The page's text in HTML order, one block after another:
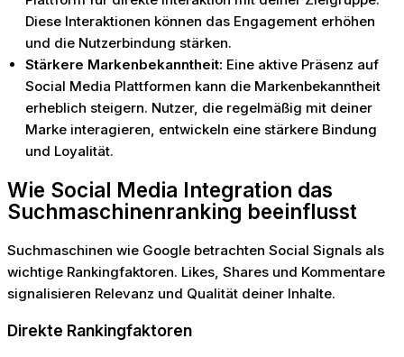
Diese Interaktionen können das Engagement erhöhen
und die Nutzerbindung stärken.
Stärkere Markenbekanntheit: Eine aktive Präsenz auf
Social Media Plattformen kann die Markenbekanntheit
erheblich steigern. Nutzer, die regelmäßig mit deiner
Marke interagieren, entwickeln eine stärkere Bindung
und Loyalität.
Wie Social Media Integration das
Suchmaschinenranking beeinflusst
Suchmaschinen wie Google betrachten Social Signals als
wichtige Rankingfaktoren. Likes, Shares und Kommentare
signalisieren Relevanz und Qualität deiner Inhalte.
Direkte Rankingfaktoren